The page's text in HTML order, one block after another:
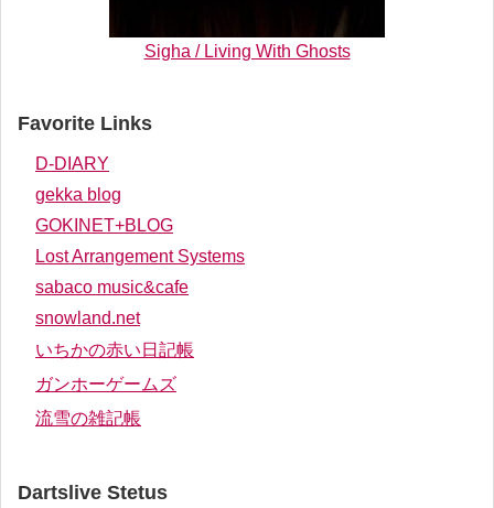
Sigha / Living With Ghosts
Favorite Links
D-DIARY
gekka blog
GOKINET+BLOG
Lost Arrangement Systems
sabaco music&cafe
snowland.net
いちかの赤い日記帳
ガンホーゲームズ
流雪の雑記帳
Dartslive Stetus